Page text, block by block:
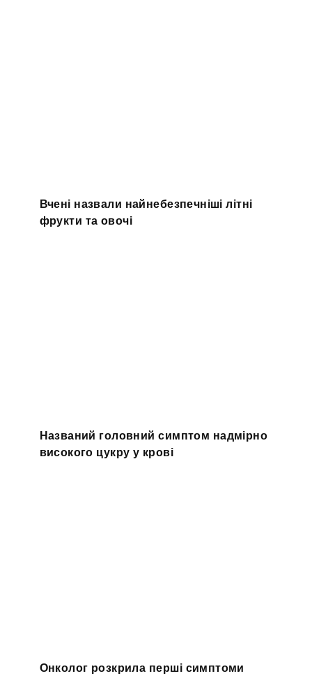
Вчені назвали найнебезпечніші літні
фрукти та овочі
Названий головний симптом надмірно
високого цукру у крові
Онколог розкрила перші симптоми